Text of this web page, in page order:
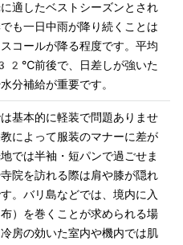
適したベストシーズンとされ
も一日中雨が降り続くことは
コールが降る程度です。平均
前後で、日差しが強いた
分補給が重要です。
基本的に軽装で問題ありませ
によって服装のマナーに差が
では半袖・短パンで過ごせま
院を訪れる際は肩や膝が隠れ
。バリ島などでは、境内に入
）を巻くことが求められる場
房の効いた室内や機内では肌